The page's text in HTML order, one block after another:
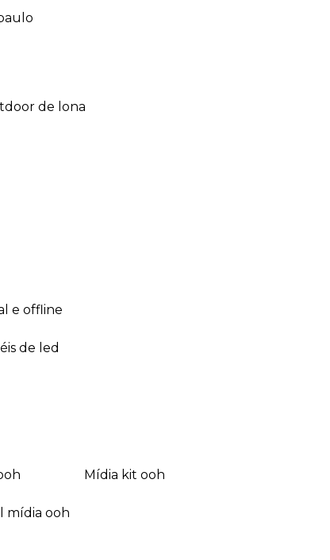
de lona
e offline
de led
mídia kit ooh
mídia ooh